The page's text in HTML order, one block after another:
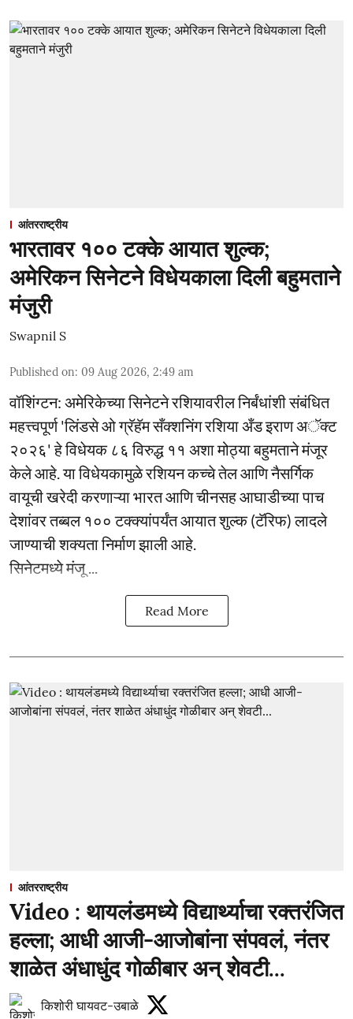
आंतरराष्ट्रीय
भारतावर १०० टक्के आयात शुल्क;
अमेरिकन सिनेटने विधेयकाला दिली बहुमताने
मंजुरी
Swapnil S
Published on: 09 Aug 2026, 2:49 am
वॉशिंग्टन: अमेरिकेच्या सिनेटने रशियावरील निर्बंधांशी संबंधित
महत्त्वपूर्ण 'लिंडसे ओ ग्रॅहॅम सँक्शनिंग रशिया अँड इराण अॅक्ट
२०२६' हे विधेयक ८६ विरुद्ध ११ अशा मोठ्या बहुमताने मंजूर
केले आहे. या विधेयकामुळे रशियन कच्चे तेल आणि नैसर्गिक
वायूची खरेदी करणाऱ्या भारत आणि चीनसह आघाडीच्या पाच
देशांवर तब्बल १०० टक्क्यांपर्यंत आयात शुल्क (टॅरिफ) लादले
जाण्याची शक्यता निर्माण झाली आहे.
सिनेटमध्ये मंजू ...
Read More
आंतरराष्ट्रीय
Video : थायलंडमध्ये विद्यार्थ्याचा रक्तरंजित
हल्ला; आधी आजी-आजोबांना संपवलं, नंतर
शाळेत अंधाधुंद गोळीबार अन् शेवटी...
किशोरी घायवट-उबाळे